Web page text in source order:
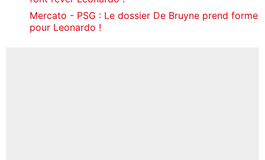
Mercato - PSG : Le dossier De Bruyne prend forme
pour Leonardo !